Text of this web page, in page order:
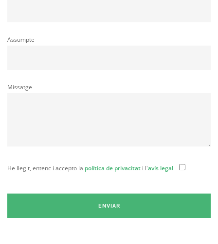
Assumpte
Missatge
He llegit, entenc i accepto la política de privacitat i l'avís legal